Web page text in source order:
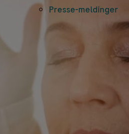
Presse-meldinger